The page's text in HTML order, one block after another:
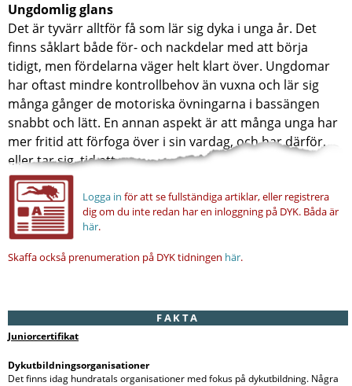
Ungdomlig glans
Det är tyvärr alltför få som lär sig dyka i unga år. Det
finns såklart både för- och nackdelar med att börja
tidigt, men fördelarna väger helt klart över. Ungdomar
har oftast mindre kontrollbehov än vuxna och lär sig
många gånger de motoriska övningarna i bassängen
snabbt och lätt. En annan aspekt är att många unga har
mer fritid att förfoga över i sin vardag, och har därför,
eller tar sig, tid att...
Logga in för att se fullständiga artiklar, eller registrera
dig om du inte redan har en inloggning på DYK. Båda är
här.
Skaffa också prenumeration på DYK tidningen här.
FAKTA
Juniorcertifikat
Dykutbildningsorganisationer
Det finns idag hundratals organisationer med fokus på dykutbildning. Några